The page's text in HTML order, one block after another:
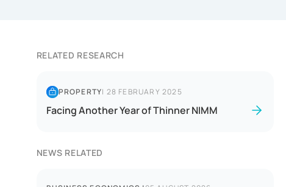
RELATED RESEARCH
PROPERTY| 28 FEBRUARY 2025
Facing Another Year of Thinner NIMM
NEWS RELATED